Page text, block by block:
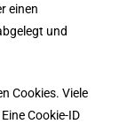
einen
und
Cookies. Viele
Cookie-ID